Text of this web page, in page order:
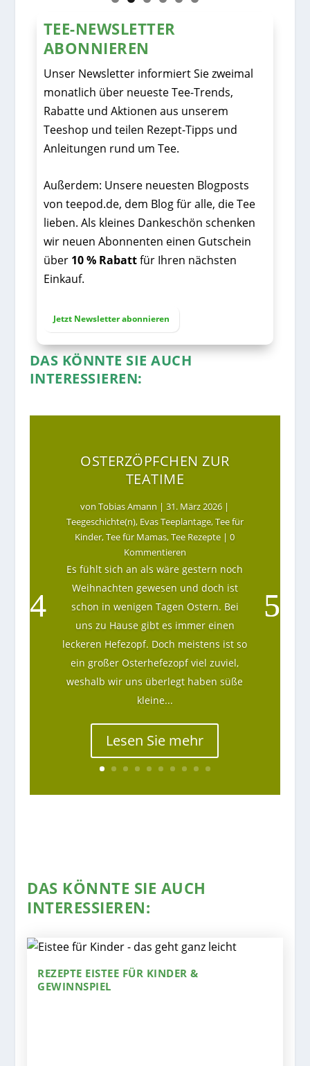
TEE-NEWSLETTER
ABONNIEREN
Unser Newsletter informiert Sie zweimal
monatlich über neueste Tee-Trends,
Rabatte und Aktionen aus unserem
Teeshop und teilen Rezept-Tipps und
Anleitungen rund um Tee.
Außerdem: Unsere neuesten Blogposts
von teepod.de, dem Blog für alle, die Tee
lieben. Als kleines Dankeschön schenken
wir neuen Abonnenten einen Gutschein
über 10 % Rabattfür Ihren nächsten
Einkauf.
Jetzt Newsletter abonnieren
DAS KÖNNTE SIE AUCH
INTERESSIEREN:
OSTERZÖPFCHEN ZUR
TEATIME
vonTobias Amann |31. März 2026 |
Teegeschichte(n), Evas Teeplantage,Tee für
Kinder,Tee für Mamas,Tee Rezepte | 0
Kommentieren
Es fühlt sich an als wäre gestern noch
Weihnachten gewesen und doch ist
schon in wenigen Tagen Ostern. Bei
uns zu Hause gibt es immer einen
leckeren Hefezopf. Doch meistens ist so
ein großer Osterhefezopf viel zuviel,
weshalb wir uns überlegt haben süße
kleine...
Lesen Sie mehr
DAS KÖNNTE SIE AUCH
INTERESSIEREN:
REZEPTE EISTEE FÜR KINDER &
GEWINNSPIEL